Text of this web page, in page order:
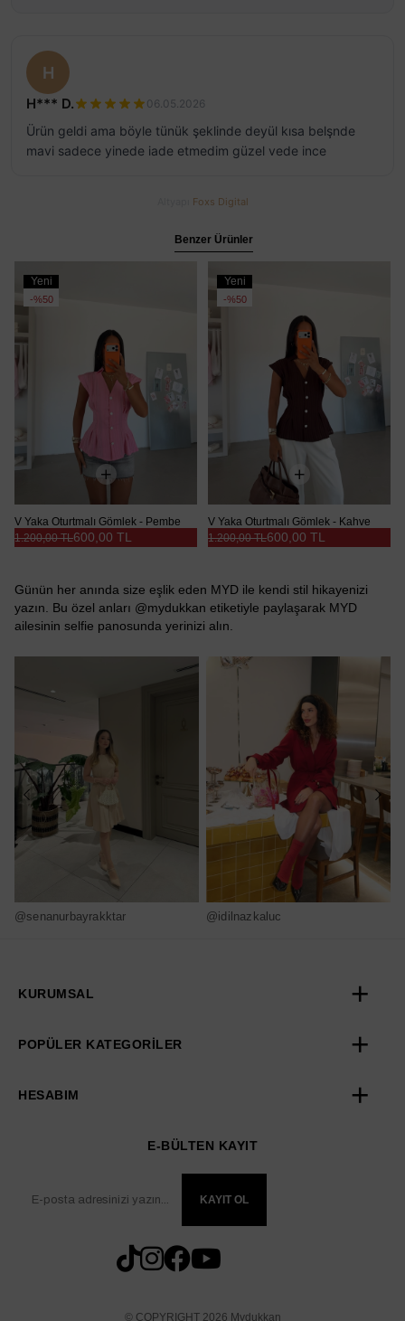
H
H*** D. 06.05.2026
Ürün geldi ama böyle tünük şeklinde deyül kısa belşnde
mavi sadece yinede iade etmedim güzel vede ince
Foxs Digital
Benzer Ürünler
Yeni
Ürün
%50
V Yaka Oturtmalı Gömlek - Pembe
600,00 TL
1.200,00 TL
Yeni
Ürün
%50
V Yaka Oturtmalı Gömlek - Kahve
600,00 TL
1.200,00 TL
Günün her anında size eşlik eden MYD ile kendi stil hikayenizi
yazın. Bu özel anları @mydukkan etiketiyle paylaşarak MYD
ailesinin selfie panosunda yerinizi alın.
@senanurbayrakktar @idilnazkaluc
KURUMSAL
POPÜLER KATEGORİLER
HESABIM
E-BÜLTEN KAYIT
KAYIT OL
© COPYRIGHT 2026 Mydukkan